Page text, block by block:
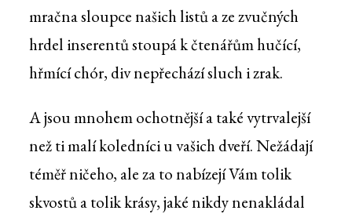
mračna sloupce našich listů a ze zvučných
hrdel inserentů stoupá k čtenářům hučící,
hřmící chór, div nepřechází sluch i zrak.
A jsou mnohem ochotnější a také vytrvalejší
než ti malí koledníci u vašich dveří. Nežádají
téměř ničeho, ale za to nabízejí Vám tolik
skvostů a tolik krásy, jaké nikdy nenakládal